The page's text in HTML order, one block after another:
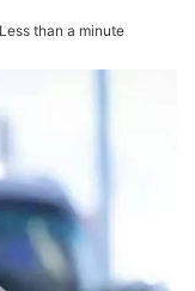
Less than a minute